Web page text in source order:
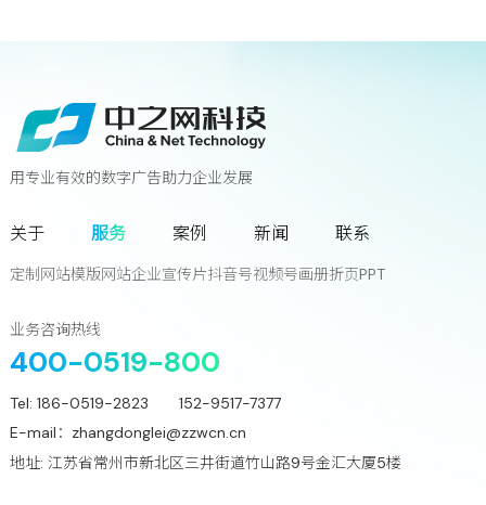
只差一次对话!
用专业有效的数字广告助力企业发展
关于 服务 案例 新闻 联系
定制网站模版网站企业宣传片抖音号视频号画册折页PPT
业务咨询热线
400-0519-800
Tel: 186-0519-2823 152-9517-7377
E-mail： zhangdonglei@zzwcn.cn
地址: 江苏省常州市新北区三井街道竹山路9号金汇大厦5楼